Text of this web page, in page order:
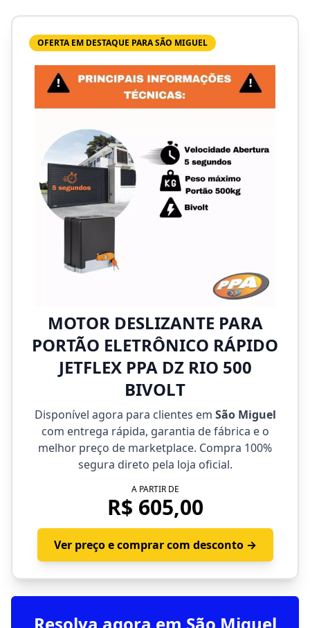
OFERTA EM DESTAQUE PARA SÃO MIGUEL
MOTOR DESLIZANTE PARA
PORTÃO ELETRÔNICO RÁPIDO
JETFLEX PPA DZ RIO 500
BIVOLT
Disponível agora para clientes em São Miguel
com entrega rápida, garantia de fábrica e o
melhor preço de marketplace. Compra 100%
segura direto pela loja oficial.
A PARTIR DE
R$ 605,00
Ver preço e comprar com desconto →